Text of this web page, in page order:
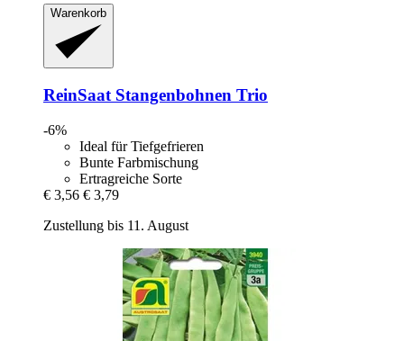
Warenkorb
ReinSaat Stangenbohnen Trio
-6%
Ideal für Tiefgefrieren
Bunte Farbmischung
Ertragreiche Sorte
€ 3,56 € 3,79
Zustellung bis 11. August